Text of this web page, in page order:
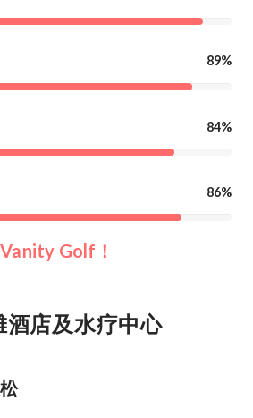
89%
84%
86%
Golf！
酒店及水疗中心